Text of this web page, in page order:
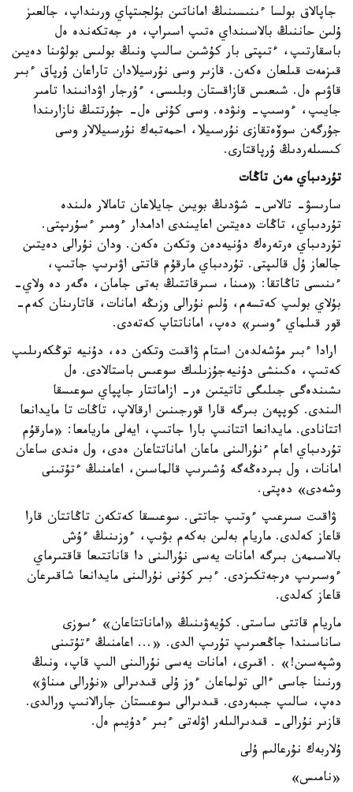
جاپالاق بولسا ءىنىسىنىڭ اماناتىن بۇلجىتپاي ورىنداپ، جالعىز
ۇلىن حاننىڭ بالاسىنداي ەتىپ اسىراپ، ەر جەتكەندە ەل
باسقارتىپ، ءتىپتى بار كۇشىن سالىپ ونىڭ بولىس بولۋىنا دەيىن
قىزمەت قىلعان ەكەن. قازىر وسى نۇرسيلادان تاراعان ۇرپاق ءبىر
قاۋىم ەل. شىعىس قازاقستان وبلىسى، ءۇرجار اۋدانىندا تامىر
جايىپ، ءوسىپ- ونۋدە. وسى كۇنى ەل- جۇرتتىڭ نازارىندا
جۇرگەن سوۆەتقازى نۇرسىيلا، احمەتبەك نۇرسىيلالار وسى
كىسىلەردىڭ ۇرپاقتارى.
تۇردىباي مەن تاڭات
سارىسۋ- تالاس- شۋدىڭ بويىن جايلاعان تامالار ەلىندە
تۇردىباي، تاڭات دەيتىن اعايىندى ادامدار ءومىر ءسۇرىپتى.
تۇردىباي ەرتەرەك دۇنيەدەن وتكەن ەكەن. ودان نۇرالى دەيتىن
جالعاز ۇل قالىپتى. تۇردىباي مارقۇم قاتتى اۋىرىپ جاتىپ،
ءىنىسى تاڭاتقا: «مىنا، سىرقاتتىڭ بەتى جامان، ەگەر دە ولاي-
بۇلاي بولىپ كەتسەم، ۇلىم نۇرالى وزىڭە امانات، قاتارىنان كەم-
قور قىلماي ءوسىر» دەپ، اماناتتاپ كەتەدى.
ارادا ءبىر مۇشەلدەن استام ۋاقىت وتكەن دە، دۇنيە توڭكەرىلىپ
كەتىپ، ەكىنشى دۇنيەجۇزىلىك سوعىس باستالادى. ەل
ىشىندەگى جىلىگى تاتيتىن ەر- ازاماتتار جاپپاي سوعىسقا
الىندى. كوپپەن بىرگە قارا قورجىنىن ارقالاپ، تاڭات تا مايدانعا
اتتانادى. مايدانعا اتتانىپ بارا جاتىپ، ايەلى ماريامعا: «مارقۇم
تۇردىباي اعام ءنۇرالىنى ماعان اماناتتاعان ەدى، ول ەندى ساعان
امانات، ول بىردەڭەگە ۇشىرىپ قالماسىن، اعامنىڭ ءتۇتىنى
وشەدى» دەپتى.
ۋاقىت سىرعىپ ءوتىپ جاتتى. سوعىسقا كەتكەن تاڭاتتان قارا
قاعاز كەلدى. ماريام بەلىن بەكەم بۋىپ، ءوزىنىڭ ءۇش
بالاسىمەن بىرگە امانات يەسى نۇرالىنى دا قاناتتىعا قاقتىرماي
ءوسىرىپ ەرجەتكىزدى. ءبىر كۇنى نۇرالىنى مايدانعا شاقىرعان
قاعاز كەلدى.
ماريام قاتتى ساستى. كۇيەۋىنىڭ «اماناتتاعان» ءسوزى
ساناسىندا جاڭعىرىپ تۇرىپ الدى. «... اعامنىڭ ءتۇتىنى
وشپەسىن!» . اقىرى، امانات يەسى نۇرالىنى الىپ قاپ، ونىڭ
ورنىنا جاسى ءالى تولماعان ءوز ۇلى قىدىرالى «نۇرالى مىناۋ»
دەپ، سالىپ جىبەردى. قىدىرالى سوعىستان جارالانىپ ورالدى.
قازىر نۇرالى- قىدىرالىلەر اۋلەتى ءبىر ءدۇيىم ەل.
ۇلاربەك نۇرعالىم ۇلى
«نامىس»